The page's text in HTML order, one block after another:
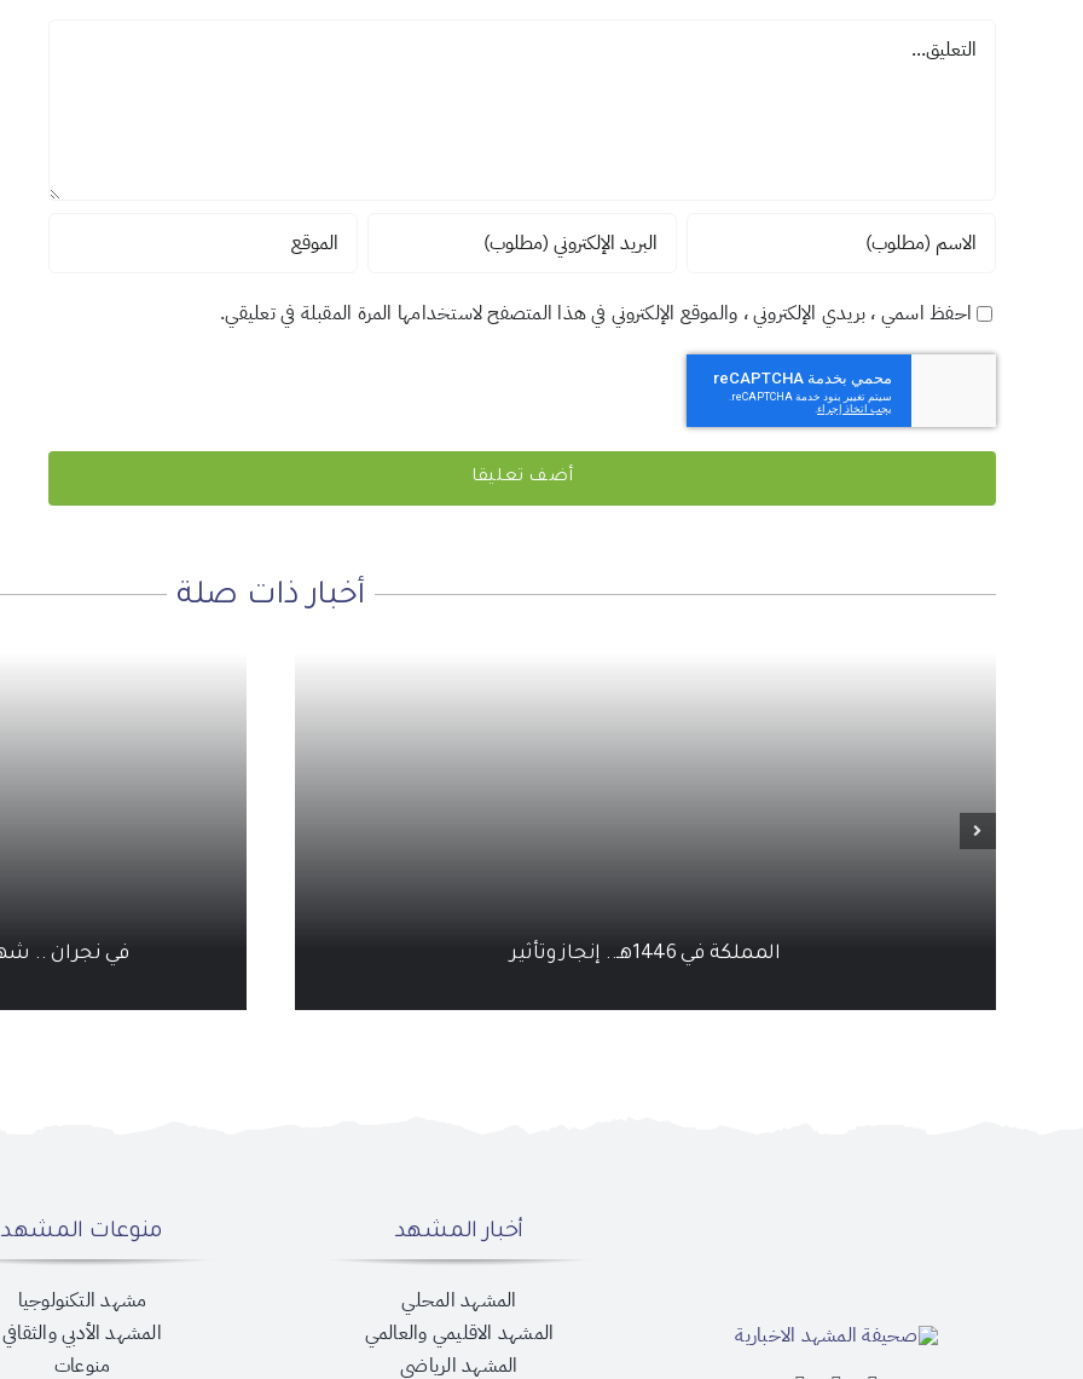
تعليق
احفظ اسمي ، بريدي الإلكتروني ، والموقع الإلكتروني في هذا المتصفح لاستخدامها المرة المقبلة في تعليقي.
أخبار ذات صلة
المملكة في 1446هـ.. إنجاز وتأثير في نجران ..
أخبار المشهد
المشهد المحلي
المشهد الاقليمي والعالمي
المشهد الرياضي
منوعات المشهد
مشهد التكنولوجيا
المشهد الأدبي والثقافي
منوعات